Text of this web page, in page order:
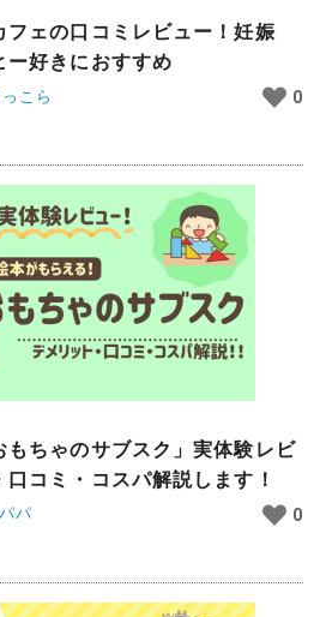
フェの口コミレビュー！妊娠
ー好きにおすすめ
っこら 0
もちゃのサブスク」実体験レビ
コミ・コスパ解説します！
パ 0